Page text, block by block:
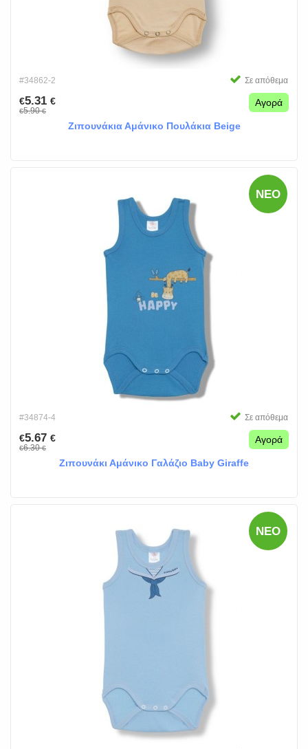
#34862-2 Σε απόθεμα
€5.31 €
€5.90€
Αγορά
Ζιπουνάκια Αμάνικο Πουλάκια Beige
ΝΈΟ
#34874-4 Σε απόθεμα
€5.67 €
€6.30€
Αγορά
Ζιπουνάκι Αμάνικο Γαλάζιο Baby Giraffe
ΝΈΟ